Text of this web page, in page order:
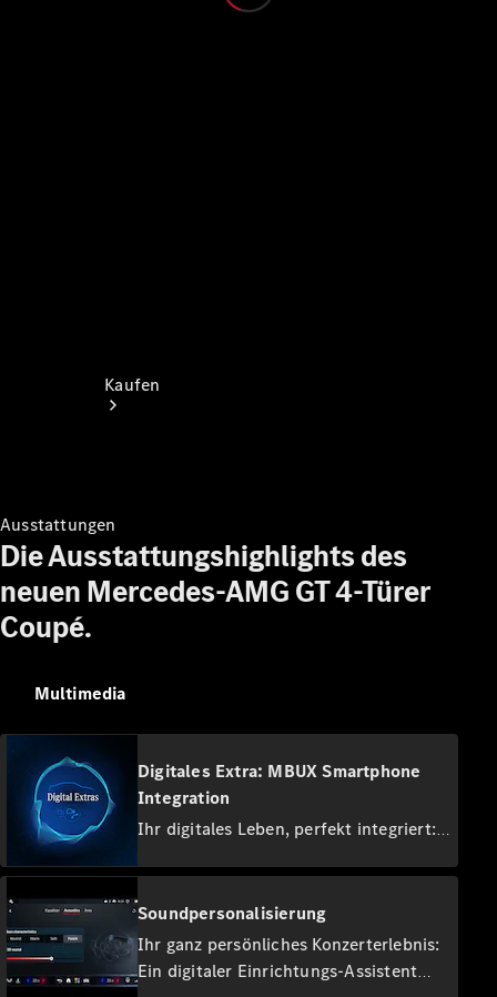
Kaufen
Neuwagen
für
Privatkunden
Angebote
Online-
Aktionen
Leasing &
Finanzierung
Flotten- &
Geschäftskunden
Junge
Sterne
Junge
Sterne
elektrisch
Ausstattungen
Die Ausstattungshighlights des
neuen Mercedes-AMG GT 4-Türer
Coupé.
Multimedia
Digitales Extra: MBUX Smartphone
Integration
Ihr digitales Leben, perfekt integriert:
Ihr Mobiltelefon kabellos via Apple
CarPlay™ und Android Auto™ mit dem
Multimediasystem. Nutzen Sie wichtige
Anwendungen oder Drittanbieter-Apps
Soundpersonalisierung
Ihr ganz persönliches Konzerterlebnis:
Ein digitaler Einrichtungs-Assistent